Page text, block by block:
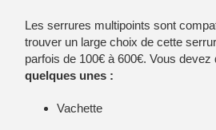
Les serrures multipoints sont
trouver un large choix de cette
parfois de 100€ à 600€. Vous
quelques unes :
Vachette